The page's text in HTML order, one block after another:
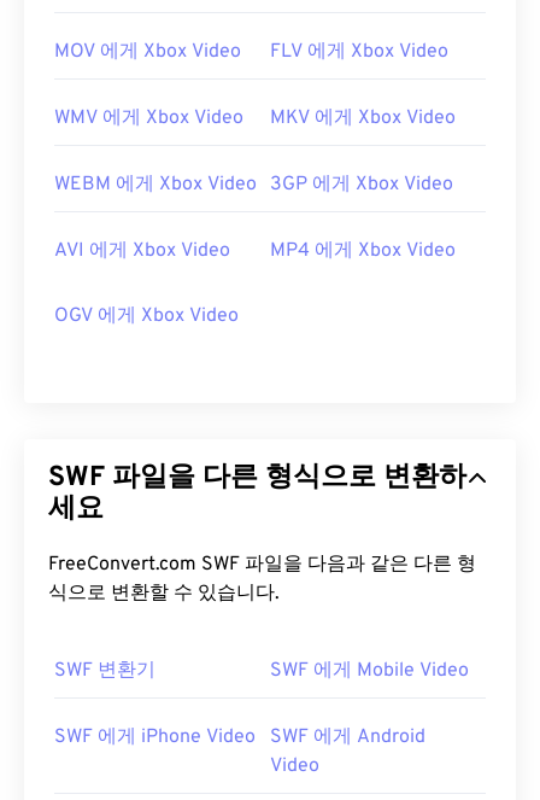
MOV 에게 Xbox Video FLV 에게 Xbox Video
WMV 에게 Xbox Video MKV 에게 Xbox Video
WEBM 에게 Xbox Video 3GP 에게 Xbox Video
AVI 에게 Xbox Video MP4 에게 Xbox Video
OGV 에게 Xbox Video
SWF 파일을 다른 형식으로 변환하
세요
FreeConvert.com SWF 파일을 다음과 같은 다른 형
식으로 변환할 수 있습니다.
SWF 변환기 SWF 에게 Mobile Video
SWF 에게 iPhone Video
SWF 에게 Android
Video